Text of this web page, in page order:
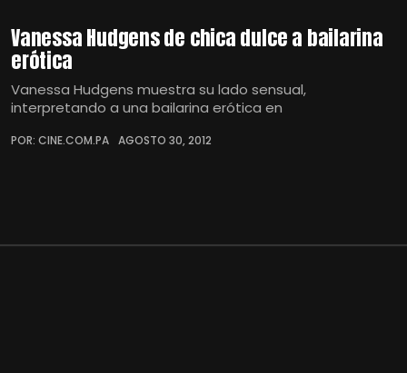
Vanessa Hudgens de chica dulce a bailarina
erótica
Vanessa Hudgens muestra su lado sensual,
interpretando a una bailarina erótica en
POR: CINE.COM.PA AGOSTO 30, 2012